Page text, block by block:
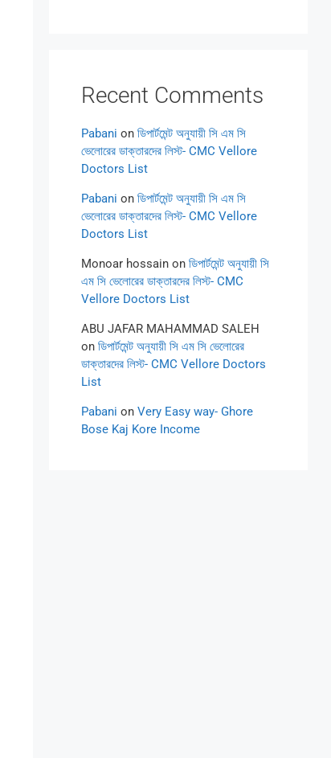
Recent Comments
Pabani onডিপার্টমেন্ট অনুযায়ী সি এম সি
ভেলোরের ডাক্তারদের লিস্ট- CMC Vellore
Doctors List
Pabani onডিপার্টমেন্ট অনুযায়ী সি এম সি
ভেলোরের ডাক্তারদের লিস্ট- CMC Vellore
Doctors List
Monoar hossain onডিপার্টমেন্ট অনুযায়ী সি
এম সি ভেলোরের ডাক্তারদের লিস্ট- CMC
Vellore Doctors List
ABU JAFAR MAHAMMAD SALEH
onডিপার্টমেন্ট অনুযায়ী সি এম সি ভেলোরের
ডাক্তারদের লিস্ট- CMC Vellore Doctors
List
Pabani onVery Easy way- Ghore
Bose Kaj Kore Income